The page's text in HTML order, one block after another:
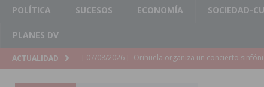
POLÍTICA SUCESOS ECONOMÍA SOCIEDAD-
PLANES DV
ACTUALIDAD [ 07/08/2026 ] El Ayuntamiento de Almoradí mejora